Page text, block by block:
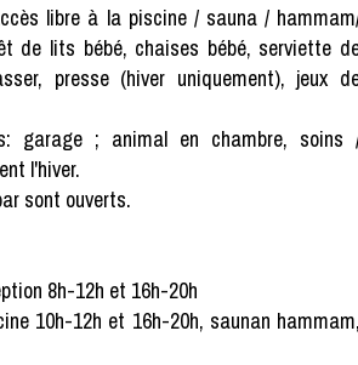
libre à la piscine / sauna /
de lits bébé, chaises bébé, serviette
presse (hiver uniquement), jeux
garage ; animal en chambre, soins
l'hiver.
sont ouverts.
8h-12h et 16h-20h
10h-12h et 16h-20h, saunan